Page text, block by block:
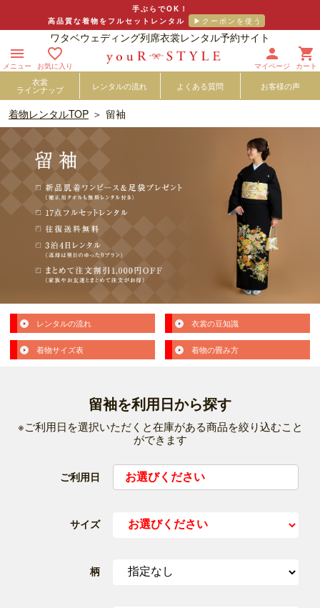
手ぶらでOK！
高品質な着物をフルセットレンタル
ワタベウェディング列席衣裳レンタル予約サイト

メニュー

お気に入り

マイページ

カート
衣裳
ラインナップ レンタルの流れ よくある質問 お客様の声
着物レンタルTOP 留袖
レンタルの流れ 衣裳の豆知識
着物サイズ表 着物の畳み方
留袖を利用日から探す
※ご利用日を選択いただくと在庫がある商品を絞り込むこと
ができます
ご利用日
サイズ
柄